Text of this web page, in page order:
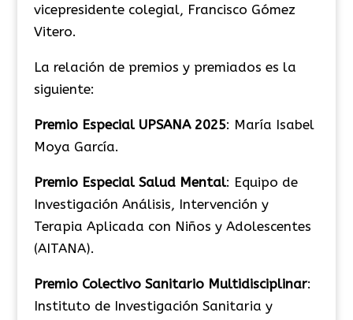
vicepresidente colegial, Francisco Gómez
Vitero.
La relación de premios y premiados es la
siguiente:
Premio Especial UPSANA 2025: María Isabel
Moya García.
Premio Especial Salud Mental: Equipo de
Investigación Análisis, Intervención y
Terapia Aplicada con Niños y Adolescentes
(AITANA).
Premio Colectivo Sanitario Multidisciplinar:
Instituto de Investigación Sanitaria y